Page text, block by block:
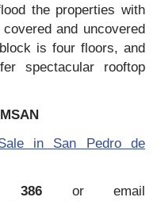
the properties with
and uncovered
is four floors, and
spectacular rooftop
in San Pedro de
386 or email